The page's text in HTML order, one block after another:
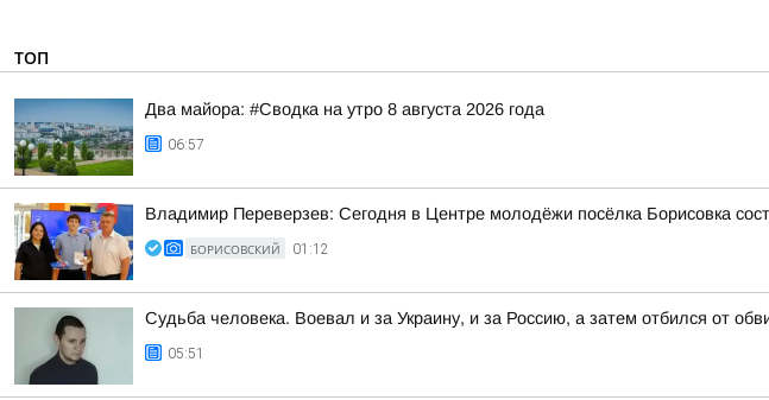
ТОП
Два майора: #Сводка на утро 8 августа 2026 года
06:57
Владимир Переверзев: Сегодня в Центре молодёжи посёлка Борисовка
БОРИСОВСКИЙ 01:12
Судьба человека. Воевал и за Украину, и за Россию, а затем отбился от
05:51